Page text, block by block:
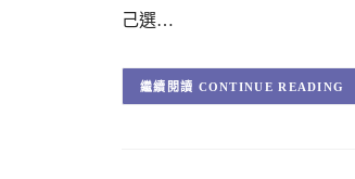
己選…
CONTINUE READING